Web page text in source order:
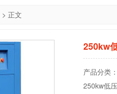
> 正文
250kw
产品分类
250kw低